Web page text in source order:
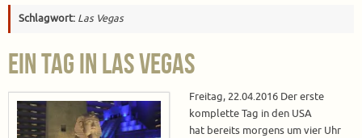
Schlagwort: Las Vegas
Ein Tag in Las Vegas
Freitag, 22.04.2016 Der erste
komplette Tag in den USA
hat bereits morgens um vier Uhr